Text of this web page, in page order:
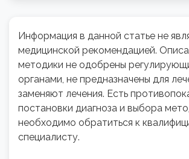
Информация в данной статье не
медицинской рекомендацией.
методики не одобрены
органами, не предназначены для
заменяют лечения. Есть
постановки диагноза и выбора
необходимо обратиться к
специалисту.